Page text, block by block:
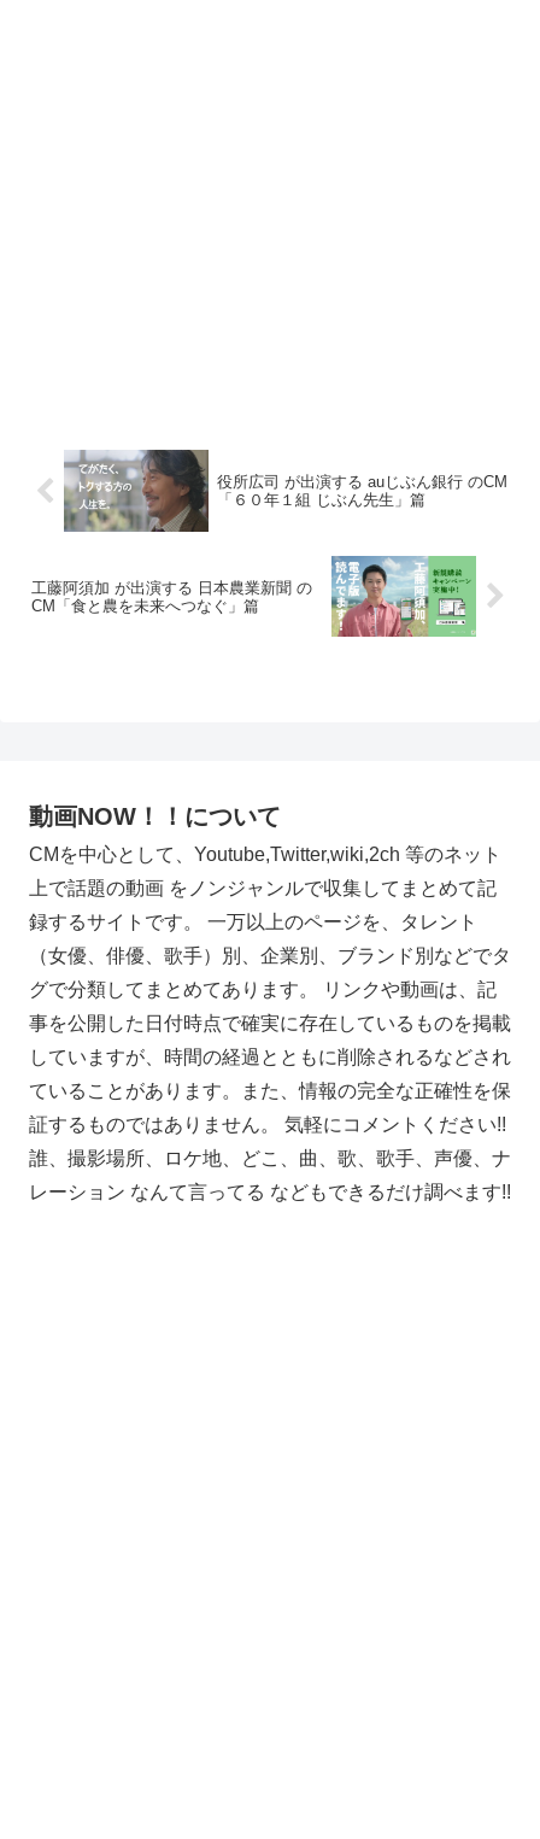
役所広司 が出演する auじぶん銀行 のCM
「６０年１組 じぶん先生」篇
工藤阿須加 が出演する 日本農業新聞 の
CM「食と農を未来へつなぐ」篇
動画NOW！！について
CMを中心として、Youtube,Twitter,wiki,2ch 等のネット
上で話題の動画 をノンジャンルで収集してまとめて記
録するサイトです。 一万以上のページを、タレント
（女優、俳優、歌手）別、企業別、ブランド別などでタ
グで分類してまとめてあります。 リンクや動画は、記
事を公開した日付時点で確実に存在しているものを掲載
していますが、時間の経過とともに削除されるなどされ
ていることがあります。また、情報の完全な正確性を保
証するものではありません。 気軽にコメントください!!
誰、撮影場所、ロケ地、どこ、曲、歌、歌手、声優、ナ
レーション なんて言ってる などもできるだけ調べます!!